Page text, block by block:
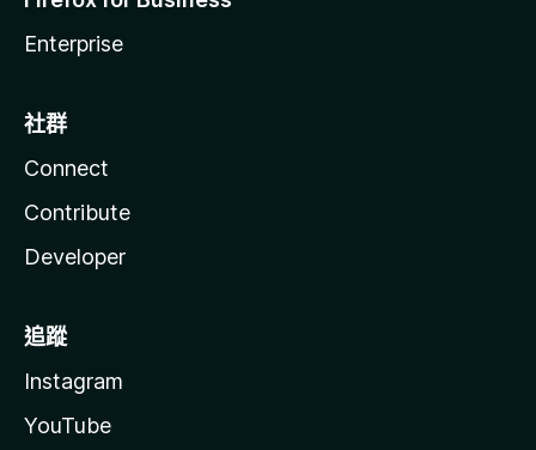
Enterprise
社群
Connect
Contribute
Developer
追蹤
Instagram
YouTube